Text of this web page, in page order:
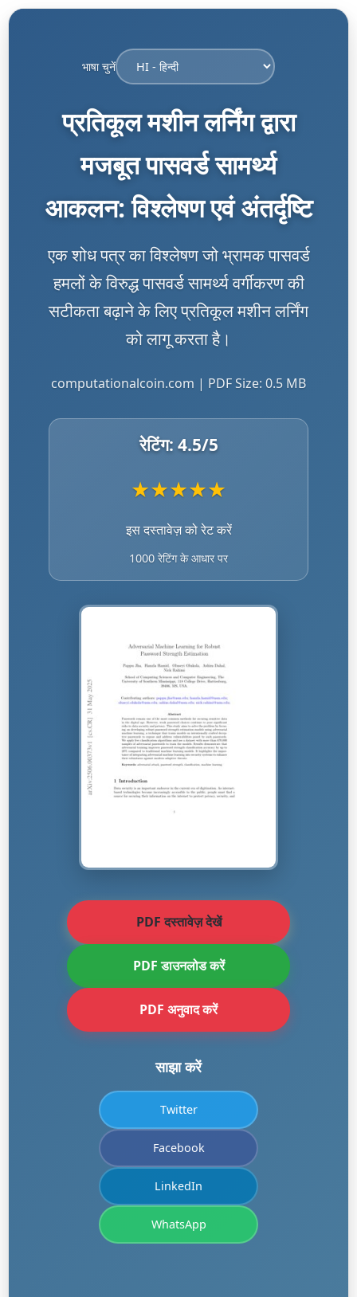
भाषा चुनें
प्रतिकूल मशीन लर्निंग द्वारा
मजबूत पासवर्ड सामर्थ्य
आकलन: विश्लेषण एवं अंतर्दृष्टि
एक शोध पत्र का विश्लेषण जो भ्रामक पासवर्ड
हमलों के विरुद्ध पासवर्ड सामर्थ्य वर्गीकरण की
सटीकता बढ़ाने के लिए प्रतिकूल मशीन लर्निंग
को लागू करता है।
computationalcoin.com | PDF Size: 0.5 MB
रेटिंग: 4.5/5
★★★★★
इस दस्तावेज़ को रेट करें
1000 रेटिंग के आधार पर
PDF दस्तावेज़ देखें
PDF डाउनलोड करें
PDF अनुवाद करें
साझा करें
Twitter
Facebook
LinkedIn
WhatsApp